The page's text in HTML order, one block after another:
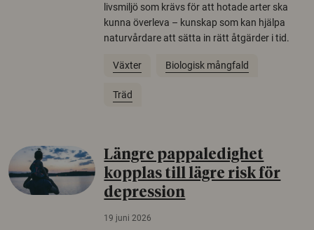
livsmiljö som krävs för att hotade arter ska
kunna överleva – kunskap som kan hjälpa
naturvårdare att sätta in rätt åtgärder i tid.
Växter Biologisk mångfald
Träd
Längre pappaledighet
kopplas till lägre risk för
depression
19 juni 2026